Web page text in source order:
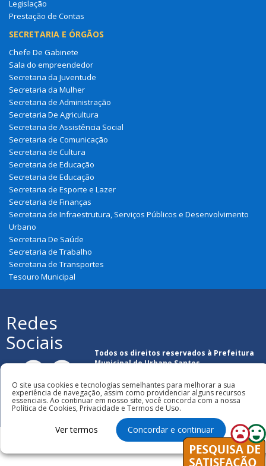
Legislação
Prestação de Contas
SECRETARIA E ÓRGÃOS
Chefe De Gabinete
Sala do empreendedor
Secretaria da Juventude
Secretaria da Mulher
Secretaria de Administração
Secretaria De Agricultura
Secretaria de Assistência Social
Secretaria de Comunicação
Secretaria de Cultura
Secretaria de Educação
Secretaria de Educação
Secretaria de Esporte e Lazer
Secretaria de Finanças
Secretaria de Infraestrutura, Serviços Públicos e Desenvolvimento
Urbano
Secretaria De Saúde
Secretaria de Trabalho
Secretaria de Transportes
Tesouro Municipal
Redes
Sociais
Todos os direitos reservados à Prefeitura
Municipal de Urbano Santos
O site usa cookies e tecnologias semelhantes para melhorar a sua
experiência de navegação, assim como providenciar alguns recursos
essenciais. Ao continuar em nosso site, você concorda com a nossa
Política de Cookies, Privacidade e Termos de Uso.
Ver termos Concordar e continuar